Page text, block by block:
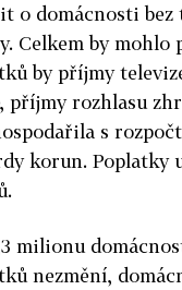
o domácnosti
Celkem by
by příjmy
příjmy rozhlasu
s
korun. Poplatky
milionu
nezmění,